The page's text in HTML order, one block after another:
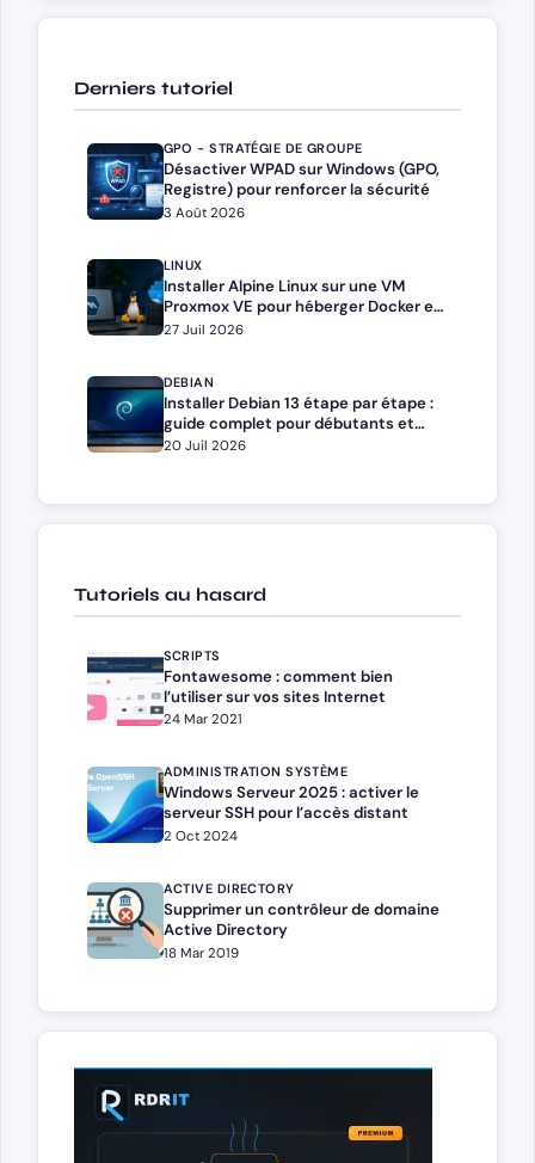
Derniers tutoriel
GPO - STRATÉGIE DE GROUPE
Désactiver WPAD sur Windows (GPO,
Registre) pour renforcer la sécurité
3 Août 2026
LINUX
Installer Alpine Linux sur une VM
Proxmox VE pour héberger Docker et
Docker Compose
27 Juil 2026
DEBIAN
Installer Debian 13 étape par étape :
guide complet pour débutants et
administrateurs
20 Juil 2026
Tutoriels au hasard
SCRIPTS
Fontawesome : comment bien
l’utiliser sur vos sites Internet
24 Mar 2021
ADMINISTRATION SYSTÈME
Windows Serveur 2025 : activer le
serveur SSH pour l’accès distant
2 Oct 2024
ACTIVE DIRECTORY
Supprimer un contrôleur de domaine
Active Directory
18 Mar 2019